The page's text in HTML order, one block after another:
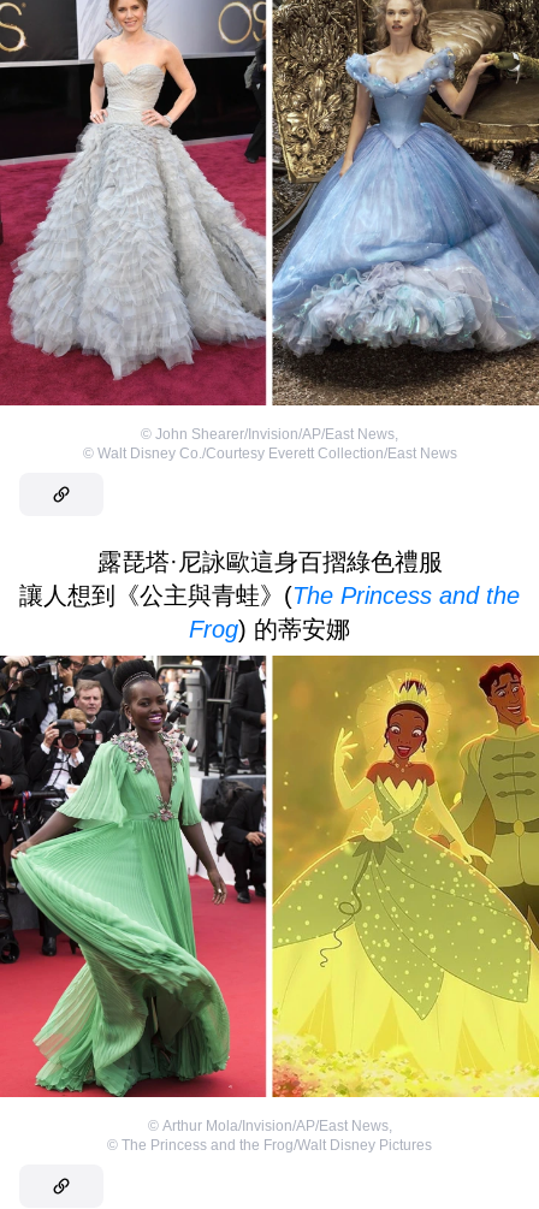
© John Shearer/Invision/AP/East News,
© Walt Disney Co./Courtesy Everett Collection/East News
露琵塔·尼詠歐這身百摺綠色禮服
讓人想到《公主與青蛙》(The Princess and the
Frog) 的蒂安娜
© Arthur Mola/Invision/AP/East News,
© The Princess and the Frog/Walt Disney Pictures